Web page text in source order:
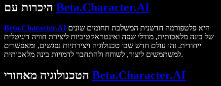
Beta.Character.AI
Beta.Character.AI
של בינה מלאכותית, מודלי שפה ואינטראקטיביות ליצירת חוויה דיגיטלית
ייחודית. זהו עולם חדש שבו טכנולוגיה ויצירתיות נפגשים, ומאפשרים
למשתמשים ליצור, לשוחח ולהתחבר לדמויות בינה מלאכותית.
Beta.Character.AI